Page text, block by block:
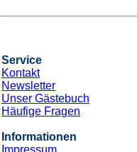
Service
Kontakt
Newsletter
Unser Gästebuch
Häufige Fragen
Informationen
Impressum